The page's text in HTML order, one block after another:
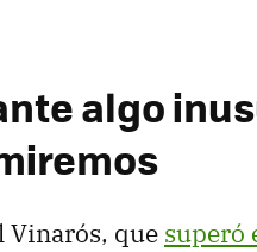
algo
Vinarós, que superó